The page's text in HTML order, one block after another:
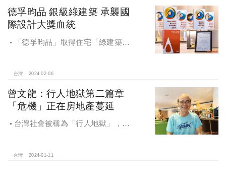
目的12戶透天精品建案，冠名為「三
景三錦」。
德孚昀品 銀級綠建築 承襲國
際設計大獎血統
「德孚昀品」取得住宅「綠建築標
水垃圾改善、生物多樣性、室內環境7
「生態、節能、減廢、健康的建築
物」。
台灣 2024-02-06
曾文龍：行人地獄第二篇章
「危機」正在房地產蔓延
台灣社會被稱為「行人地獄」，走
龍指出，另外一種危險則來自天上來
台灣 2024-01-11